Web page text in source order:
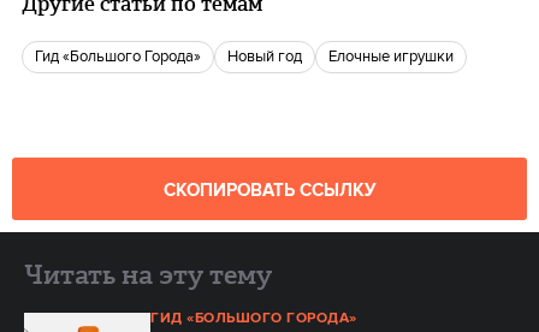
Гид «Большого Города» новый год Елочные игрушки
СКОПИРОВАТЬ ССЫЛКУ
Читать на эту тему
ГИД «БОЛЬШОГО ГОРОДА»